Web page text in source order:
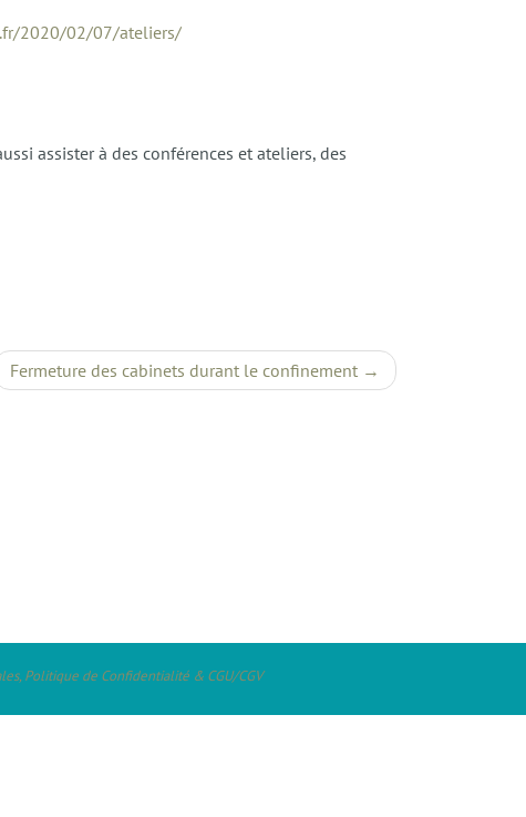
2020/02/07/ateliers/
assister à des conférences et ateliers, des
Fermeture des cabinets durant le confinement
Politique de Confidentialité & CGU/CGV